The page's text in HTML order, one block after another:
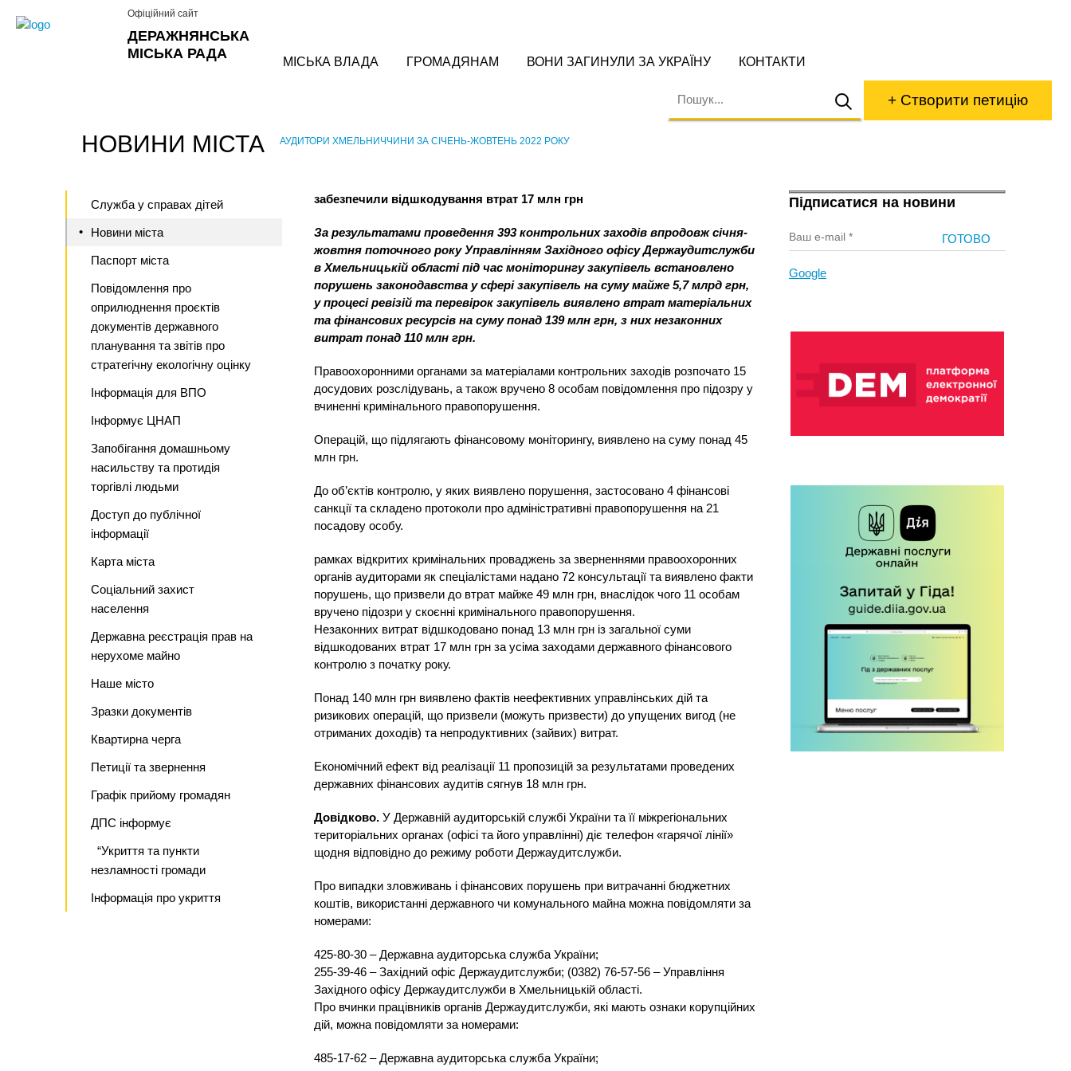
ДЕРАЖНЯНСЬКА
МІСЬКА РАДА
Офіційний сайт
МІСЬКА ВЛАДА ГРОМАДЯНАМ ВОНИ ЗАГИНУЛИ ЗА УКРАЇНУ КОНТАКТИ
+ Створити петицію
НОВИНИ МІСТА АУДИТОРИ ХМЕЛЬНИЧЧИНИ ЗА СІЧЕНЬ-ЖОВТЕНЬ 2022 РОКУ
Служба у справах дітей
Новини міста
Паспорт міста
Повідомлення про
оприлюднення проєктів
документів державного
планування та звітів про
стратегічну екологічну оцінку
Інформація для ВПО
Інформує ЦНАП
Запобігання домашньому
насильству та протидія
торгівлі людьми
Доступ до публічної
інформації
Карта міста
Соціальний захист
населення
Державна реєстрація прав на
нерухоме майно
Наше місто
Зразки документів
Квартирна черга
Петиції та звернення
Графік прийому громадян
ДПС інформує
“Укриття та пункти
незламності громади
Інформація про укриття
Підписатися на новини
Google
забезпечили відшкодування втрат 17 млн грн
За результатами проведення 393 контрольних заходів впродовж січня-
жовтня поточного року Управлінням Західного офісу Держаудитслужби
в Хмельницькій області під час моніторингу закупівель встановлено
порушень законодавства у сфері закупівель на суму майже 5,7 млрд грн,
у процесі ревізій та перевірок закупівель виявлено втрат матеріальних
та фінансових ресурсів на суму понад 139 млн грн, з них незаконних
витрат понад 110 млн грн.
Правоохоронними органами за матеріалами контрольних заходів розпочато 15
досудових розслідувань, а також вручено 8 особам повідомлення про підозру у
вчиненні кримінального правопорушення.
Операцій, що підлягають фінансовому моніторингу, виявлено на суму понад 45
млн грн.
До об’єктів контролю, у яких виявлено порушення, застосовано 4 фінансові
санкції та складено протоколи про адміністративні правопорушення на 21
посадову особу.
рамках відкритих кримінальних проваджень за зверненнями правоохоронних
органів аудиторами як спеціалістами надано 72 консультації та виявлено факти
порушень, що призвели до втрат майже 49 млн грн, внаслідок чого 11 особам
вручено підозри у скоєнні кримінального правопорушення.
Незаконних витрат відшкодовано понад 13 млн грн із загальної суми
відшкодованих втрат 17 млн грн за усіма заходами державного фінансового
контролю з початку року.
Понад 140 млн грн виявлено фактів неефективних управлінських дій та
ризикових операцій, що призвели (можуть призвести) до упущених вигод (не
отриманих доходів) та непродуктивних (зайвих) витрат.
Економічний ефект від реалізації 11 пропозицій за результатами проведених
державних фінансових аудитів сягнув 18 млн грн.
Довідково. У Державній аудиторській службі України та її міжрегіональних
територіальних органах (офісі та його управлінні) діє телефон «гарячої лінії»
щодня відповідно до режиму роботи Держаудитслужби.
Про випадки зловживань і фінансових порушень при витрачанні бюджетних
коштів, використанні державного чи комунального майна можна повідомляти за
номерами:
425-80-30 – Державна аудиторська служба України;
255-39-46 – Західний офіс Держаудитслужби; (0382) 76-57-56 – Управління
Західного офісу Держаудитслужби в Хмельницькій області.
Про вчинки працівників органів Держаудитслужби, які мають ознаки корупційних
дій, можна повідомляти за номерами:
485-17-62 – Державна аудиторська служба України;